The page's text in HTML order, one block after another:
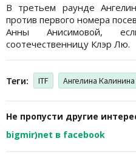
В третьем раунде
против первого номера
Анны Анисимовой,
соотечественницу Клэр Лю.
Теги: ITF Ангелина Калинина
Не пропусти другие
bigmir)net в facebook